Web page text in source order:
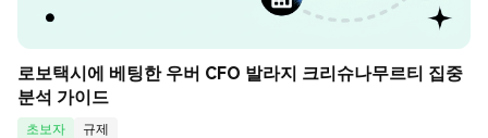
로보택시에 베팅한 우버 CFO 발라지 크리슈나무르티 집중
분석 가이드
초보자
규제